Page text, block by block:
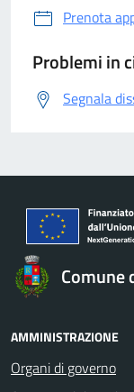
Prenota
Problemi in
Segnala
Comune
AMMINISTRAZIONE
Organi di governo